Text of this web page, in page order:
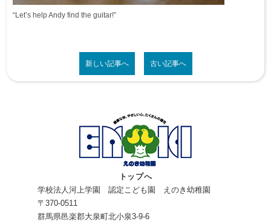
“Let’s help Andy find the guitar!”
新しい記事へ 古い記事へ
トップへ
学校法人河上学園 認定こども園 えのき幼稚園
〒370-0511
群馬県邑楽郡大泉町北小泉3-9-6